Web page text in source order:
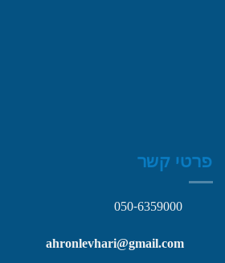
פרטי קשר
050-6359000
ahronlevhari@gmail.com